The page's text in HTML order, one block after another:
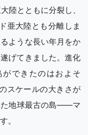
陸とともに分裂し、
亜大陸とも分離しま
ような長い年月をか
げてきました。進化
できたのはおよそ
スケールの大きさが
た地球最古の島——マ
。